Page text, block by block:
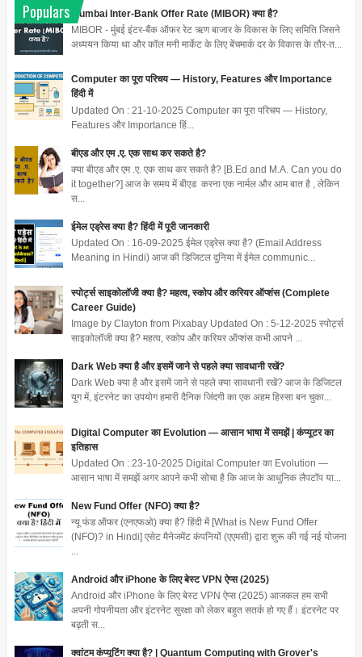
Populars
Mumbai Inter-Bank Offer Rate (MIBOR) क्या है?
MIBOR - मुंबई इंटर-बैंक ऑफर रेट ऋण बाजार के विकास के लिए समिति जिसने
अध्ययन किया था और कॉल मनी मार्केट के लिए बेंचमार्क दर के विकास के तौर-त...
Computer का पूरा परिचय — History, Features और Importance
हिंदी में
Updated On : 21-10-2025 Computer का पूरा परिचय — History,
Features और Importance हिं...
बीएड और एम .ए. एक साथ कर सकते है?
क्या बीएड और एम .ए. एक साथ कर सकते है? [B.Ed and M.A. Can you do
it together?] आज के समय में बीएड करना एक नार्मल और आम बात है , लेकिन
स...
ईमेल एड्रेस क्या है? हिंदी में पूरी जानकारी
Updated On : 16-09-2025 ईमेल एड्रेस क्या है? (Email Address
Meaning in Hindi) आज की डिजिटल दुनिया में ईमेल communic...
स्पोर्ट्स साइकोलॉजी क्या है? महत्व, स्कोप और करियर ऑप्शंस (Complete
Career Guide)
Image by Clayton from Pixabay Updated On : 5-12-2025 स्पोर्ट्स
साइकोलॉजी क्या है? महत्व, स्कोप और करियर ऑप्शंस कभी आपने ...
Dark Web क्या है और इसमें जाने से पहले क्या सावधानी रखें?
Dark Web क्या है और इसमें जाने से पहले क्या सावधानी रखें? आज के डिजिटल
युग में, इंटरनेट का उपयोग हमारी दैनिक जिंदगी का एक अहम हिस्सा बन चुका...
Digital Computer का Evolution — आसान भाषा में समझें | कंप्यूटर का
इतिहास
Updated On : 23-10-2025 Digital Computer का Evolution —
आसान भाषा में समझें अगर आपने कभी सोचा है कि आज के आधुनिक लैपटॉप या...
New Fund Offer (NFO) क्या है?
न्यू फंड ऑफर (एनएफओ) क्या है? हिंदी में [What is New Fund Offer
(NFO)? in Hindi] एसेट मैनेजमेंट कंपनियों (एएमसी) द्वारा शुरू की गई नई योजना
...
Android और iPhone के लिए बेस्ट VPN ऐप्स (2025)
Android और iPhone के लिए बेस्ट VPN ऐप्स (2025) आजकल हम सभी
अपनी गोपनीयता और इंटरनेट सुरक्षा को लेकर बहुत सतर्क हो गए हैं। इंटरनेट पर
बढ़ती स...
क्वांटम कंप्यूटिंग क्या है? | Quantum Computing with Grover's